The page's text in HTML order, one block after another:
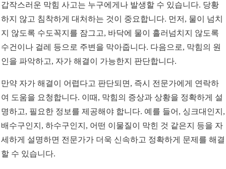
갑작스러운 막힘 사고는 누구에게나 발생할 수 있습니다. 당황
하지 않고 침착하게 대처하는 것이 중요합니다. 먼저, 물이 넘치
지 않도록 수도꼭지를 잠그고, 바닥에 물이 흘러넘치지 않도록
수건이나 걸레 등으로 주변을 막아줍니다. 다음으로, 막힘의 원
인을 파악하고, 자가 해결이 가능한지 판단합니다.
만약 자가 해결이 어렵다고 판단되면, 즉시 전문가에게 연락하
여 도움을 요청합니다. 이때, 막힘의 증상과 상황을 정확하게 설
명하고, 필요한 정보를 제공해야 합니다. 예를 들어, 싱크대인지,
배수구인지, 하수구인지, 어떤 이물질이 막힌 것 같은지 등을 자
세하게 설명하면 전문가가 더욱 신속하고 정확하게 문제를 해결
할 수 있습니다.